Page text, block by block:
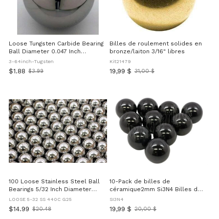
Loose Tungsten Carbide Bearing
Ball Diameter 0.047 Inch
Equivalent To Three Sixty Fourth
Inch For Precision Machinery
G25 Grade High Strength Sphere
3-64inch-Tugsten
$1.88
Old
$3.99
Billes de roulement solides en
bronze/laiton 3/16" libres
Kit21479
19,99 $
Ancien
31,00 $
100 Loose Stainless Steel Ball
Bearings 5/32 Inch Diameter
Grade 440C G25 Precision Balls
Ideal for Bearings and
Mechanical Projects Bulk Lot of
LOOSE 5-32 SS 440C G25
$14.99
Old
$20.48
10-Pack de billes de
céramique2mm Si3N4 Billes de
roulement
SI3N4
19,99 $
Ancien
20,00 $